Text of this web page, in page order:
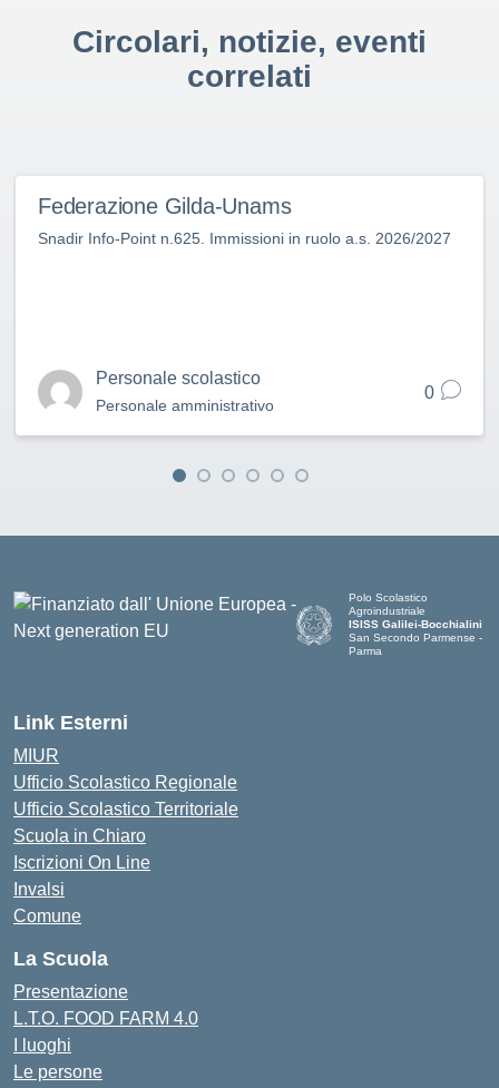
Circolari, notizie, eventi
correlati
Federazione Gilda-Unams
Snadir Info-Point n.625. Immissioni in ruolo a.s. 2026/2027
Personale scolastico
Personale amministrativo
0
Polo Scolastico
Agroindustriale
ISISS Galilei-Bocchialini
San Secondo Parmense -
Parma
Link Esterni
MIUR
Ufficio Scolastico Regionale
Ufficio Scolastico Territoriale
Scuola in Chiaro
Iscrizioni On Line
Invalsi
Comune
La Scuola
Presentazione
L.T.O. FOOD FARM 4.0
I luoghi
Le persone